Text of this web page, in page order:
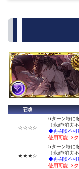
召喚
☆☆☆☆
6ターン毎に
〔永続/消去不
◆再召喚不可
使用可能: 3タ
★★★☆
5ターン毎に
〔永続/消去不
◆再召喚不可
使用可能: 3タ